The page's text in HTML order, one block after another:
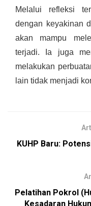
Melalui refleksi
dengan keyakinan
akan mampu
terjadi. Ia juga
melakukan
lain tidak menjadi
KUHP Baru:
Pelatihan Pokrol
Kesadaran